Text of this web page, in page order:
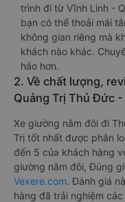
trình đi từ Vĩnh Linh -
bạn có thể thoải mái
không gian riêng mà
khách nào khác.
hảo hơn.
2. Về chất lượng,
Quảng Trị Thủ Đức
Xe giường nằm đôi đi
Trị tốt nhất được phân
đến 5 của khách hàng
giường nằm đôi, Đúng
Vexere.com. Đánh giá
hàng đã trải nghiệm